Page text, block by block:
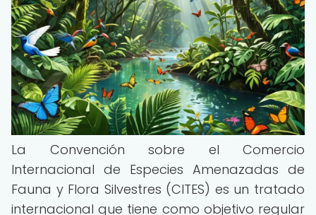
La Convención sobre el Comercio
Internacional de Especies Amenazadas de
Fauna y Flora Silvestres (CITES) es un tratado
internacional que tiene como objetivo regular